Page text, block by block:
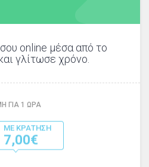
online μέσα από το
γλίτωσε χρόνο.
ΓΙΑ 1 ΩΡΑ
ΜΕ ΚΡΑΤΗΣΗ
7,00€